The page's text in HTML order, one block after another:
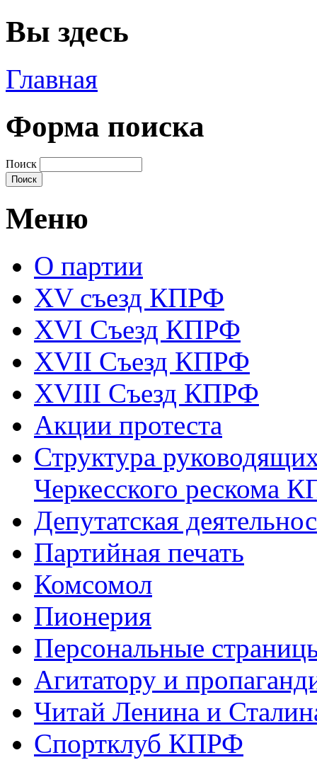
Вы здесь
Главная
Форма поиска
Поиск
Меню
О партии
XV съезд КПРФ
XVI Съезд КПРФ
XVII Cъезд КПРФ
XVIII Cъезд КПРФ
Акции протеста
Структура
Черкесского рескома
Депутатская
Партийная печать
Комсомол
Пионерия
Персональные
Агитатору и
Читай Ленина и
Спортклуб КПРФ